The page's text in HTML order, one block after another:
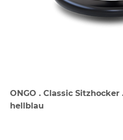
ONGO . Classic
hellblau